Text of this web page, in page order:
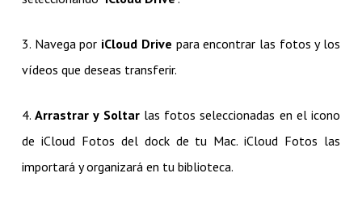
3. Navega por iCloud Drive para encontrar las fotos y los
vídeos que deseas transferir.
4.Arrastrar y Soltarlas fotos seleccionadas en el icono
de iCloud Fotos del dock de tu Mac. iCloud Fotos las
importará y organizará en tu biblioteca.